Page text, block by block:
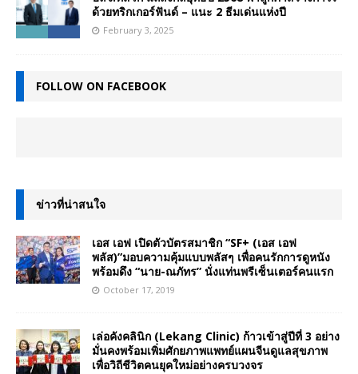
ด้วยทริกเกอร์ฟันด์ – แนะ 2 ธีมเด่นแห่งปี
February 3, 2025
FOLLOW ON FACEBOOK
ข่าวที่น่าสนใจ
เอส เอฟ เปิดตัวบัตรสมาชิก “SF+ (เอส เอฟ
พลัส)”มอบความคุ้มแบบพลัสๆ เพื่อคนรักการดูหนัง
พร้อมดึง “นาย-ณภัทร” นั่งแท่นพรีเซ็นเตอร์คนแรก
October 17, 2019
เล่อคังคลินิก (Lekang Clinic) ก้าวเข้าสู่ปีที่ 3 อย่าง
มั่นคงพร้อมเพิ่มศักยภาพแพทย์แผนจีนดูแลสุขภาพ
เพื่อวิถีชีวิตคนยุคใหม่อย่างครบวงจร